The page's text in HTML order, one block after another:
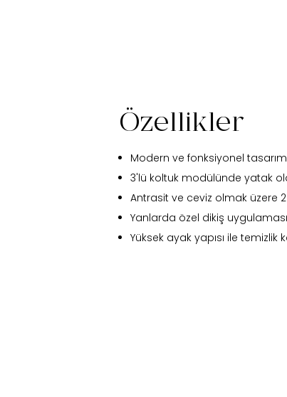
Özellikler
Modern ve fonksiyonel tasarım
3'lü koltuk modülünde yatak
Antrasit ve ceviz olmak üzere
Yanlarda özel dikiş uygulaması
Yüksek ayak yapısı ile temizlik